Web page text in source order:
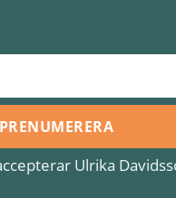
PRENUMERERA
Ulrika